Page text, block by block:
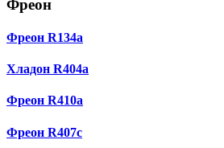
Фреон
Фреон R134a
Хладон R404a
Фреон R410a
Фреон R407с